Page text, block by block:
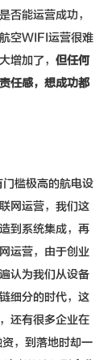
否能运营成功，
空WIFI运营很难
增加了， 但任何
任感，想成功都
网运营，我们这
到系统集成，再
运营，由于创业
认为我们从设备
细分的时代，这
还有很多企业在
，到落地时却一